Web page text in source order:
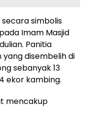
secara simbolis
Imam Masjid
Panitia
disembelih di
sebanyak 13
ekor kambing.
mencakup